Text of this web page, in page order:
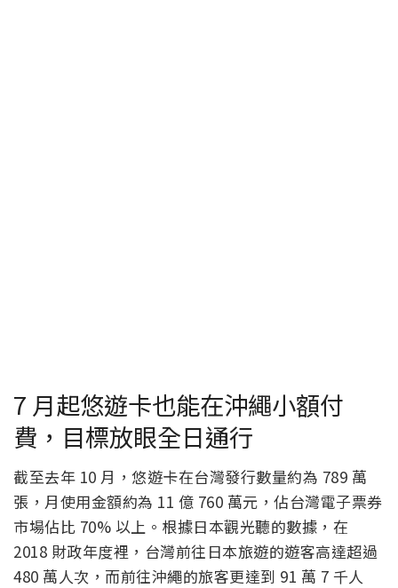
7 月起悠遊卡也能在沖繩小額付
費，目標放眼全日通行
截至去年 10 月，悠遊卡在台灣發行數量約為 789 萬
張，月使用金額約為 11 億 760 萬元，佔台灣電子票券
市場佔比 70% 以上。根據日本觀光聽的數據，在
2018 財政年度裡，台灣前往日本旅遊的遊客高達超過
480 萬人次，而前往沖繩的旅客更達到 91 萬 7 千人